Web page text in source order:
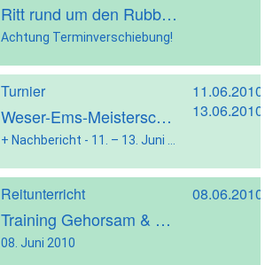
Ritt rund um den Rubbenbruchsee
Achtung Terminverschiebung!
Turnier
Weser-Ems-Meisterschaft 2010
13.06.2010
Reitunterricht
Training Gehorsam & Geschicklichkeit
08. Juni 2010